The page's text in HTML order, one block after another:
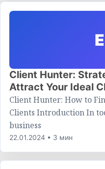
Client Hunter:
Attract Your Ideal
Client Hunter: How to
Clients Introduction In
business
22.01.2024 • 3 мин